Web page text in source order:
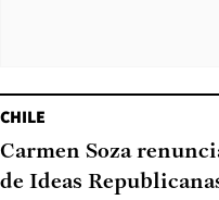
CHILE
Carmen Soza
de Ideas